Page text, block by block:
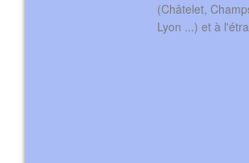
(Châtelet,
Lyon ...) et à